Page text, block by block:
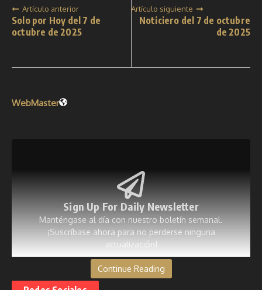
Artículo anterior
Solo por Hoy del 7 de
octubre de 2025
Artículo siguiente
Noticiero del 7 de octubre
de 2025
WebMaster
Sign Up For Daily Newsletter
Manténgase al día con nuestro boletín semanal.
¡Suscríbase ahora para no perderse ninguna
actualización!
[mc4wp_form id=53]Continue Reading